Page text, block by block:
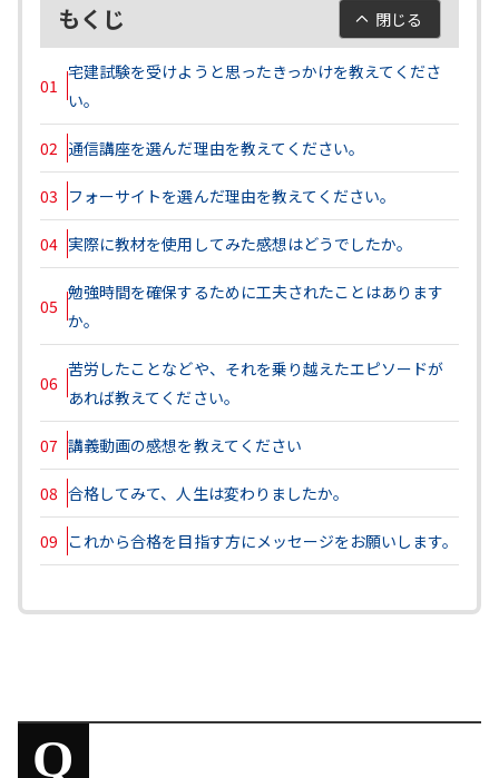
もくじ 閉じる
01
宅建試験を受けようと思ったきっかけを教えてくださ
い。
02 通信講座を選んだ理由を教えてください。
03 フォーサイトを選んだ理由を教えてください。
04 実際に教材を使用してみた感想はどうでしたか。
05
勉強時間を確保するために工夫されたことはあります
か。
06
苦労したことなどや、それを乗り越えたエピソードが
あれば教えてください。
07 講義動画の感想を教えてください
08 合格してみて、人生は変わりましたか。
09 これから合格を目指す方にメッセージをお願いします。
Q